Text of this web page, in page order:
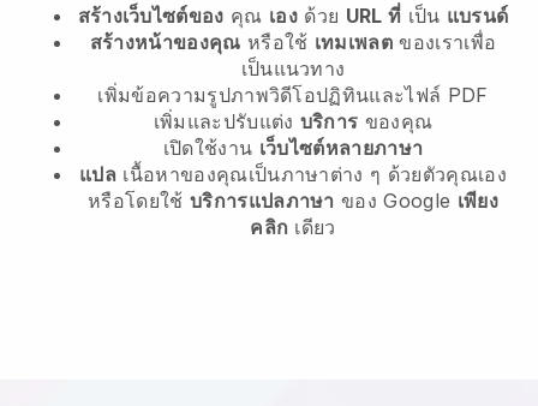
สร้างเว็บไซต์ของ คุณ เองด้วย URL ที่ เป็น แบรนด์
สร้างหน้าของคุณ หรือใช้ เทมเพลต ของเราเพื่อ
เป็นแนวทาง
เพิ่มข้อความรูปภาพวิดีโอปฏิทินและไฟล์ PDF
เพิ่มและปรับแต่ง บริการ ของคุณ
เปิดใช้งาน เว็บไซต์หลายภาษา
แปล เนื้อหาของคุณเป็นภาษาต่าง ๆ ด้วยตัวคุณเอง
หรือโดยใช้ บริการแปลภาษา ของ Google เพียง
คลิก เดียว